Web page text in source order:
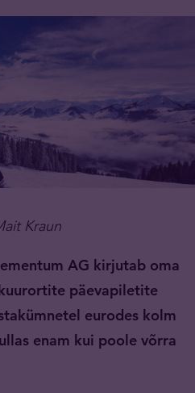
Kraun
AG kirjutab oma
päevapiletite
eurodes kolm
enam kui poole võrra